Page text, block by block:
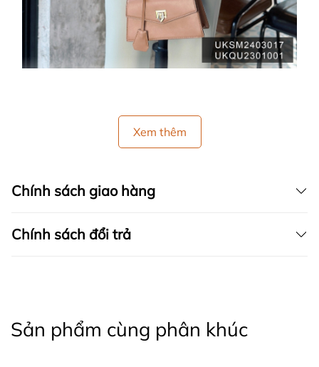
Xem thêm
Chính sách giao hàng
Chính sách đổi trả
Sản phẩm cùng phân khúc